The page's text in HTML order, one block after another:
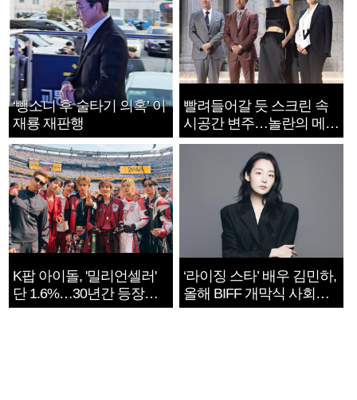
‘뺑소니 후 술타기 의혹’ 이
재룡 재판행
빨려들어갈 듯 스크린 속
시공간 변주…놀란의 메시
지는 ‘전쟁 속죄’
K팝 아이돌, '밀리언셀러'
단 1.6%…30년간 등장
1182개팀 전수조사
‘라이징 스타’ 배우 김민하,
올해 BIFF 개막식 사회자
확정